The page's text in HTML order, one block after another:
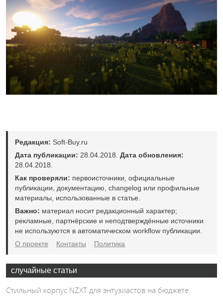
Редакция: Soft-Buy.ru
Дата публикации: 28.04.2018. Дата обновления:
28.04.2018.
Как проверяли: первоисточники, официальные
публикации, документацию, changelog или профильные
материалы, использованные в статье.
Важно: материал носит редакционный характер;
рекламные, партнёрские и неподтверждённые источники
не используются в автоматическом workflow публикации.
О проекте
Контакты Политика
случайные статьи
Стильный корпус NZXT для энтузиастов на бюджете